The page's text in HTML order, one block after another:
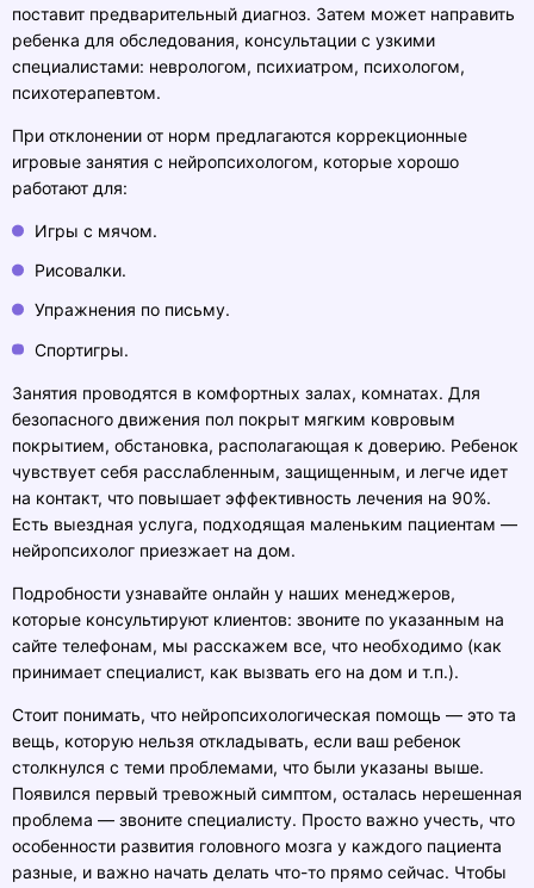
поставит предварительный диагноз. Затем может направить
ребенка для обследования, консультации с узкими
специалистами: неврологом, психиатром, психологом,
психотерапевтом.
При отклонении от норм предлагаются коррекционные
игровые занятия с нейропсихологом, которые хорошо
работают для:
Игры с мячом.
Рисовалки.
Упражнения по письму.
Спортигры.
Занятия проводятся в комфортных залах, комнатах. Для
безопасного движения пол покрыт мягким ковровым
покрытием, обстановка, располагающая к доверию. Ребенок
чувствует себя расслабленным, защищенным, и легче идет
на контакт, что повышает эффективность лечения на 90%.
Есть выездная услуга, подходящая маленьким пациентам —
нейропсихолог приезжает на дом.
Подробности узнавайте онлайн у наших менеджеров,
которые консультируют клиентов: звоните по указанным на
сайте телефонам, мы расскажем все, что необходимо (как
принимает специалист, как вызвать его на дом и т.п.).
Стоит понимать, что нейропсихологическая помощь — это та
вещь, которую нельзя откладывать, если ваш ребенок
столкнулся с теми проблемами, что были указаны выше.
Появился первый тревожный симптом, осталась нерешенная
проблема — звоните специалисту. Просто важно учесть, что
особенности развития головного мозга у каждого пациента
разные, и важно начать делать что-то прямо сейчас. Чтобы